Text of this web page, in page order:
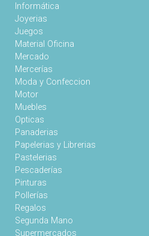
Informática
Joyerias
Juegos
Material Oficina
Mercado
Mercerías
Moda y Confeccion
Motor
Muebles
Opticas
Panaderias
Papelerias y Librerias
Pastelerias
Pescaderías
Pinturas
Pollerías
Regalos
Segunda Mano
Supermercados